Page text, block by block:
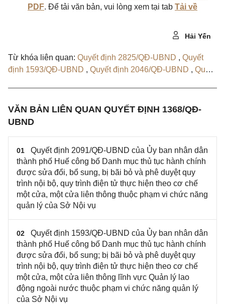
PDF. Để tải văn bản, vui lòng xem tại tab Tải về
Hải Yến
Từ khóa liên quan: Quyết định 2825/QĐ-UBND , Quyết
định 1593/QĐ-UBND , Quyết định 2046/QĐ-UBND , Quyết
VĂN BẢN LIÊN QUAN QUYẾT ĐỊNH 1368/QĐ-
UBND
01
Quyết định 2091/QĐ-UBND của Ủy ban nhân dân
thành phố Huế công bố Danh mục thủ tục hành chính
được sửa đổi, bổ sung, bị bãi bỏ và phê duyệt quy
trình nội bộ, quy trình điện tử thực hiện theo cơ chế
một cửa, một cửa liên thông thuộc phạm vi chức năng
quản lý của Sở Nội vụ
02
Quyết định 1593/QĐ-UBND của Ủy ban nhân dân
thành phố Huế công bố Danh mục thủ tục hành chính
được sửa đổi, bổ sung; bị bãi bỏ và phê duyệt quy
trình nội bộ, quy trình điện tử thực hiện theo cơ chế
một cửa, một cửa liên thông lĩnh vực Quản lý lao
động ngoài nước thuộc phạm vi chức năng quản lý
của Sở Nội vụ